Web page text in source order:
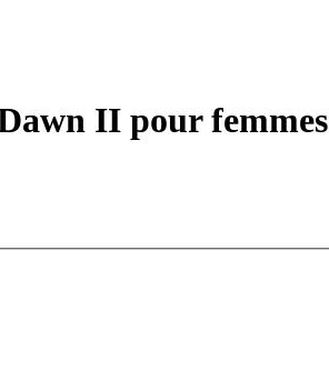
II pour femmes